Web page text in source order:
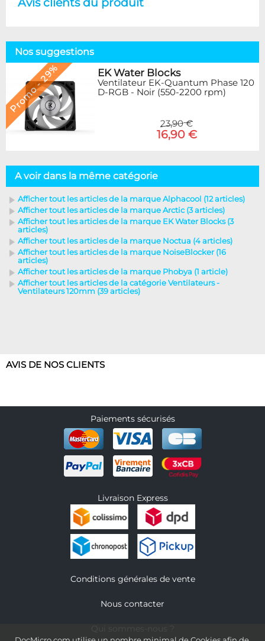
Nos suggestions
Promo - 29% EK Water Blocks
Ventilateur EK-Quantum Phase 120
D-RGB - Noir (550-2200 rpm)
23,90 €
16,90 €
A voir dans la même catégorie
Afficher tout les articles de la marque Alphacool (12 articles)
Afficher tout les articles de la marque Arctic (3 articles)
Afficher tout les articles de la marque EK Water Blocks (3
articles)
Afficher tout les articles de la marque Noctua (4 articles)
Afficher tout les articles de la marque NoiseBlocker (16
articles)
Afficher tout les articles de la marque Phobya (1 article)
Afficher tout les articles de la catégorie Ventilateurs -
Ventilateurs 120mm (39 articles)
AVIS DE NOS CLIENTS
Paiements sécurisés
Livraison Express
Conditions générales de vente
Nous contacter